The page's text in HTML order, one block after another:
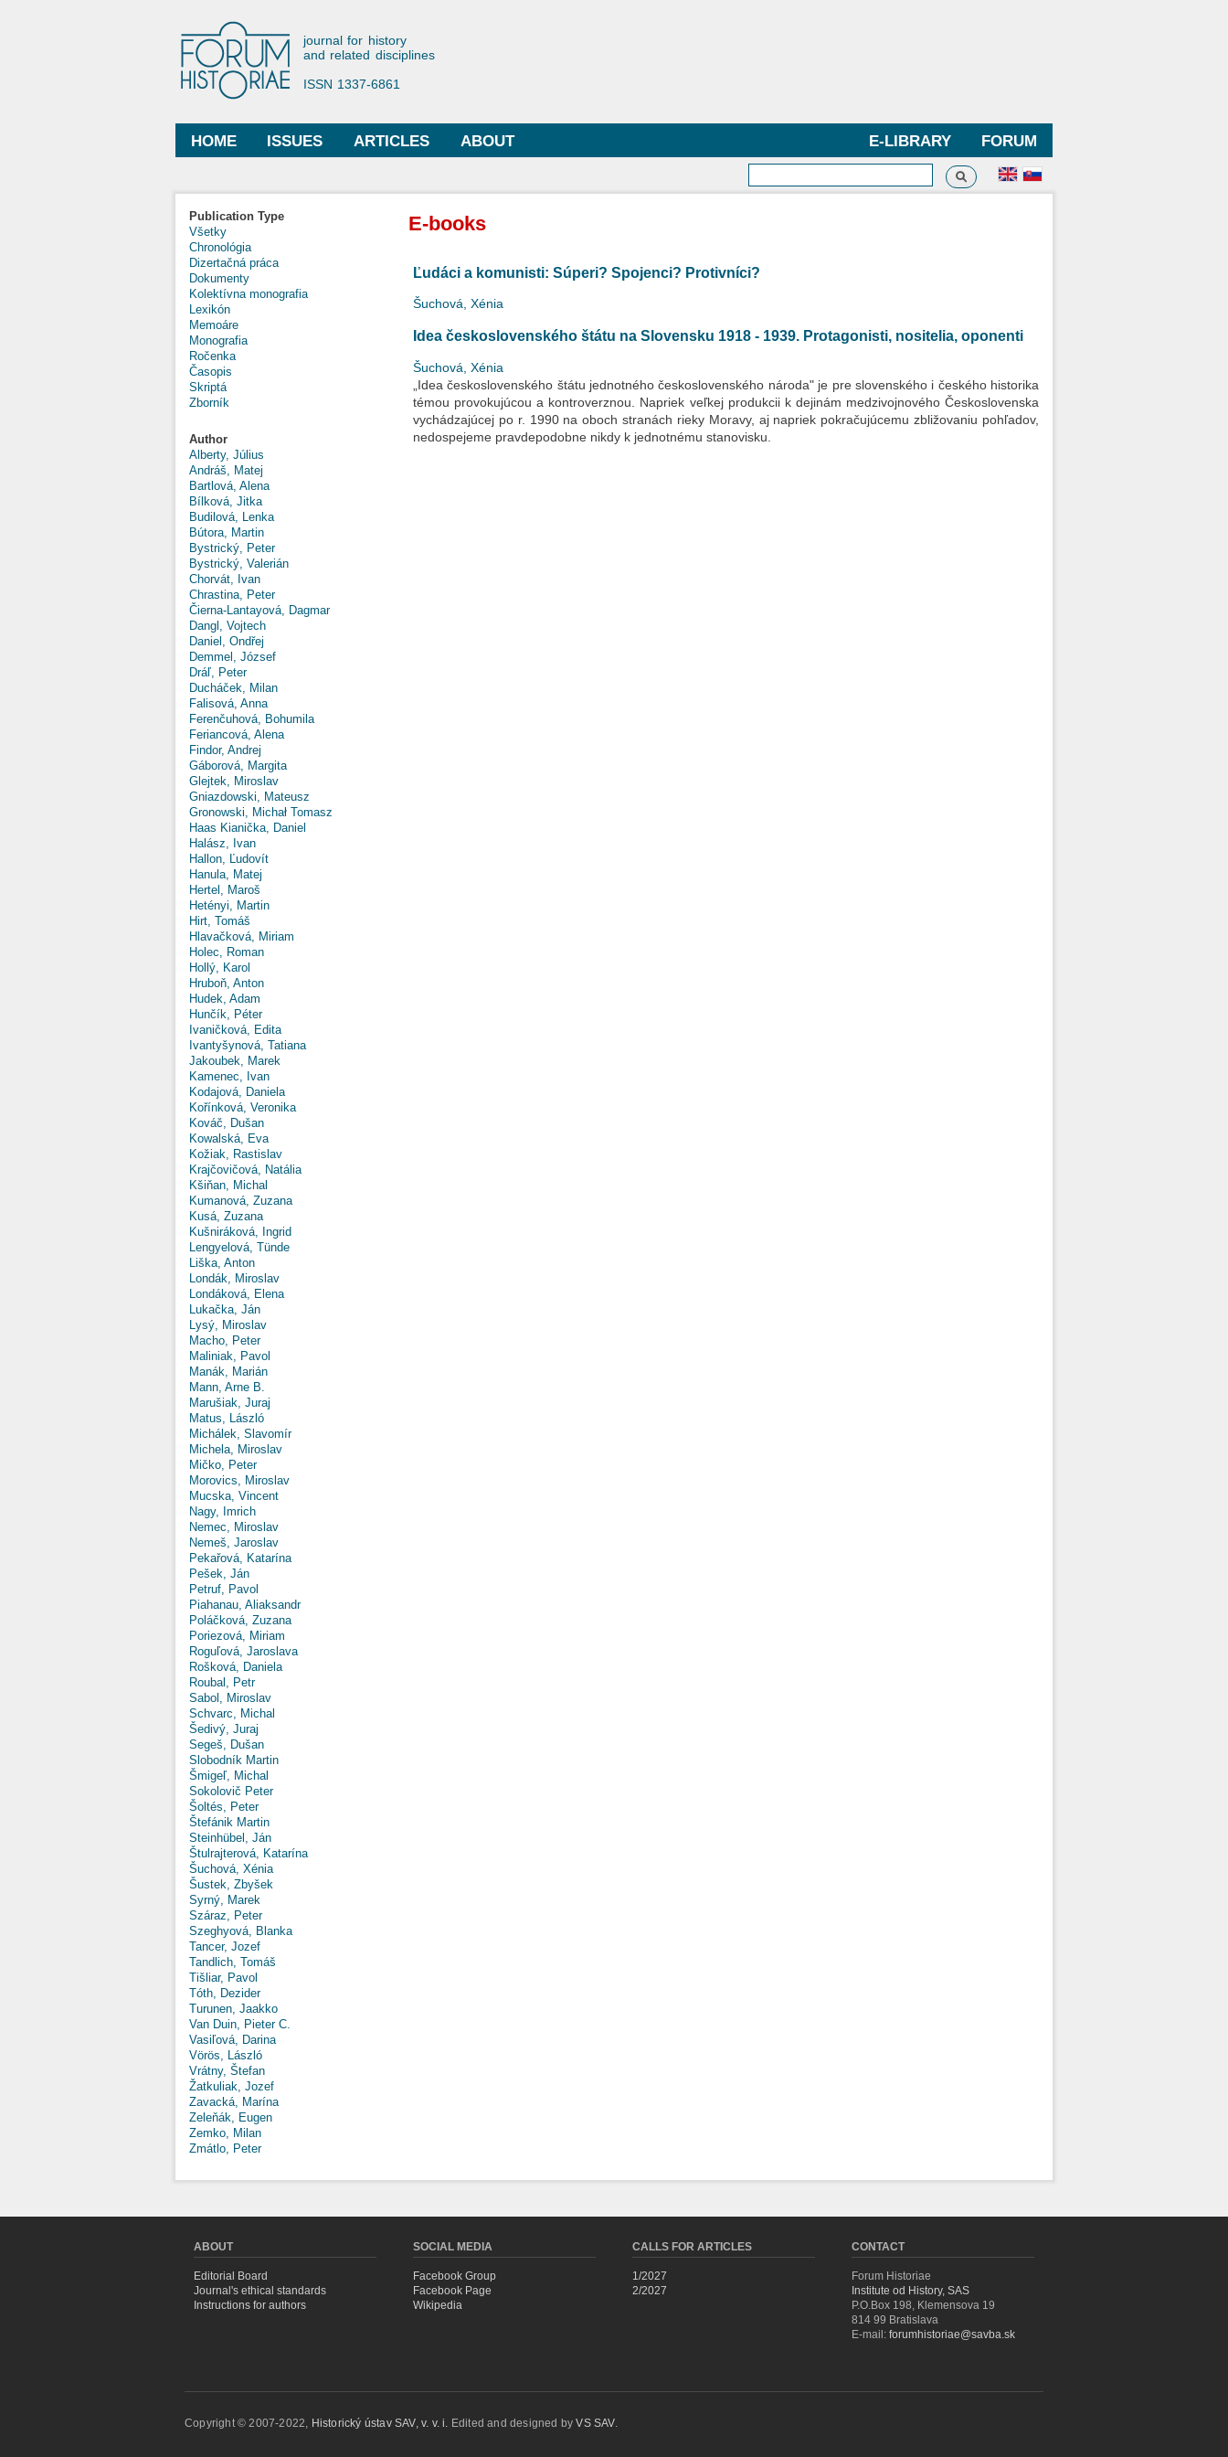
Forum Historiae
journal for history
and related disciplines
ISSN 1337-6861
Main menu
HOME ISSUES ARTICLES FORUM
E-LIBRARY
ABOUT
Search form
Search
Publication Type
Všetky
Chronológia
Dizertačná práca
Dokumenty
Kolektívna monografia
Lexikón
Memoáre
Monografia
Ročenka
Časopis
Skriptá
Zborník
Author
Alberty, Július
Andráš, Matej
Bartlová, Alena
Bílková, Jitka
Budilová, Lenka
Bútora, Martin
Bystrický, Peter
Bystrický, Valerián
Chorvát, Ivan
Chrastina, Peter
Čierna-Lantayová, Dagmar
Dangl, Vojtech
Daniel, Ondřej
Demmel, József
Dráľ, Peter
Ducháček, Milan
Falisová, Anna
Ferenčuhová, Bohumila
Feriancová, Alena
Findor, Andrej
Gáborová, Margita
Glejtek, Miroslav
Gniazdowski, Mateusz
Gronowski, Michał Tomasz
Haas Kianička, Daniel
Halász, Ivan
Hallon, Ľudovít
Hanula, Matej
Hertel, Maroš
Hetényi, Martin
Hirt, Tomáš
Hlavačková, Miriam
Holec, Roman
Hollý, Karol
Hruboň, Anton
Hudek, Adam
Hunčík, Péter
Ivaničková, Edita
Ivantyšynová, Tatiana
Jakoubek, Marek
Kamenec, Ivan
Kodajová, Daniela
Kořínková, Veronika
Kováč, Dušan
Kowalská, Eva
Kožiak, Rastislav
Krajčovičová, Natália
Kšiňan, Michal
Kumanová, Zuzana
Kusá, Zuzana
Kušniráková, Ingrid
Lengyelová, Tünde
Liška, Anton
Londák, Miroslav
Londáková, Elena
Lukačka, Ján
Lysý, Miroslav
Macho, Peter
Maliniak, Pavol
Manák, Marián
Mann, Arne B.
Marušiak, Juraj
Matus, László
Michálek, Slavomír
Michela, Miroslav
Mičko, Peter
Morovics, Miroslav
Mucska, Vincent
Nagy, Imrich
Nemec, Miroslav
Nemeš, Jaroslav
Pekařová, Katarína
Pešek, Ján
Petruf, Pavol
Piahanau, Aliaksandr
Poláčková, Zuzana
Poriezová, Miriam
Roguľová, Jaroslava
Rošková, Daniela
Roubal, Petr
Sabol, Miroslav
Schvarc, Michal
Šedivý, Juraj
Segeš, Dušan
Slobodník Martin
Šmigeľ, Michal
Sokolovič Peter
Šoltés, Peter
Štefánik Martin
Steinhübel, Ján
Štulrajterová, Katarína
Šuchová, Xénia
Šustek, Zbyšek
Syrný, Marek
Száraz, Peter
Szeghyová, Blanka
Tancer, Jozef
Tandlich, Tomáš
Tišliar, Pavol
Tóth, Dezider
Turunen, Jaakko
Van Duin, Pieter C.
Vasiľová, Darina
Vörös, László
Vrátny, Štefan
Žatkuliak, Jozef
Zavacká, Marína
Zeleňák, Eugen
Zemko, Milan
Zmátlo, Peter
E-books
Ľudáci a komunisti: Súperi? Spojenci? Protivníci?
Šuchová, Xénia
Idea československého štátu na Slovensku 1918 - 1939. Protagonisti, nositelia, oponenti
Šuchová, Xénia
„Idea československého štátu jednotného československého národa" je pre slovenského i českého historika
témou provokujúcou a kontroverznou. Napriek veľkej produkcii k dejinám medzivojnového Československa
vychádzajúcej po r. 1990 na oboch stranách rieky Moravy, aj napriek pokračujúcemu zbližovaniu pohľadov,
nedospejeme pravdepodobne nikdy k jednotnému stanovisku.
ABOUT
Editorial Board
Journal's ethical standards
Instructions for authors
SOCIAL MEDIA
Facebook Group
Facebook Page
Wikipedia
CALLS FOR ARTICLES
1/2027
2/2027
CONTACT
Forum Historiae
Institute od History, SAS
P.O.Box 198, Klemensova 19
814 99 Bratislava
E-mail: forumhistoriae@savba.sk
Copyright © 2007-2022, Historický ústav SAV, v. v. i. Edited and designed byVS SAV.